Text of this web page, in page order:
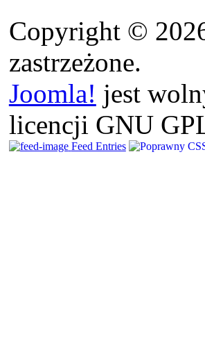
Copyright ©
zastrzeżone.
Joomla! jest
licencji GNU
Feed Entries